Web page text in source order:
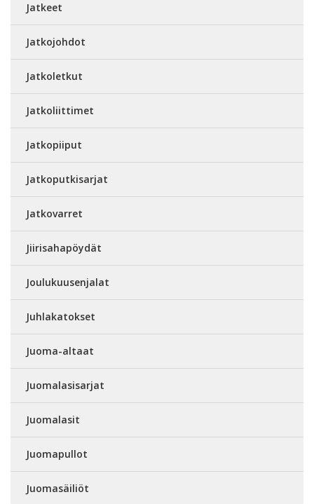
Jatkeet
Jatkojohdot
Jatkoletkut
Jatkoliittimet
Jatkopiiput
Jatkoputkisarjat
Jatkovarret
Jiirisahapöydät
Joulukuusenjalat
Juhlakatokset
Juoma-altaat
Juomalasisarjat
Juomalasit
Juomapullot
Juomasäiliöt